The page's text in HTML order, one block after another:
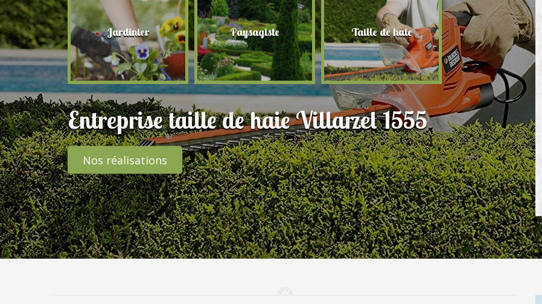
Jardinier Paysagiste Taille de haie Abattage d'arbres
Entreprise taille de haie Villarzel 1555
Nos réalisations